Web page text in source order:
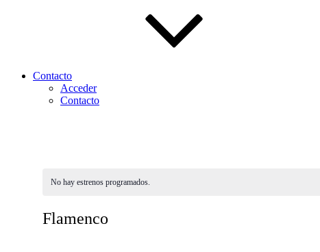
Contacto
Acceder
Contacto
No hay estrenos programados.
Flamenco